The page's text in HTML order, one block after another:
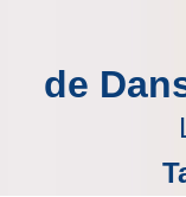
de